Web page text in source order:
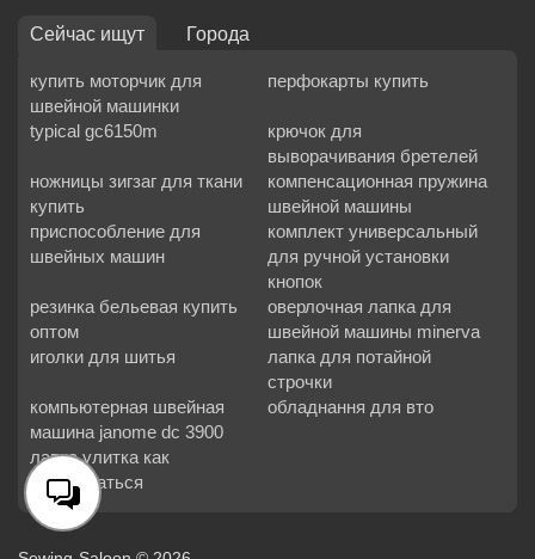
Сейчас ищут Города
купить моторчик для
швейной машинки
перфокарты купить
typical gc6150m
крючок для
выворачивания бретелей
ножницы зигзаг для ткани
купить
компенсационная пружина
швейной машины
приспособление для
швейных машин
комплект универсальный
для ручной установки
кнопок
резинка бельевая купить
оптом
оверлочная лапка для
швейной машины minerva
иголки для шитья
лапка для потайной
строчки
компьютерная швейная
машина janome dc 3900
обладнання для вто
лапка улитка как
пользоваться